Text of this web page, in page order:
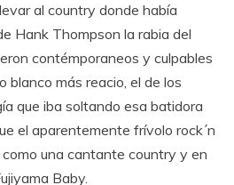
al country donde había
Hank Thompson la rabia del
contémporaneos y culpables
blanco más reacio, el de los
que iba soltando esa batidora
el aparentemente frívolo rock´n
como una cantante country y en
Baby.